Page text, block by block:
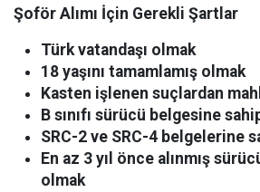
Şoför Alımı İçin Gerekli Şartlar
Türk vatandaşı olmak
18 yaşını tamamlamış olmak
Kasten işlenen suçlardan
B sınıfı sürücü belgesine
SRC-2 ve SRC-4 belgelerine
En az 3 yıl önce alınmış
olmak